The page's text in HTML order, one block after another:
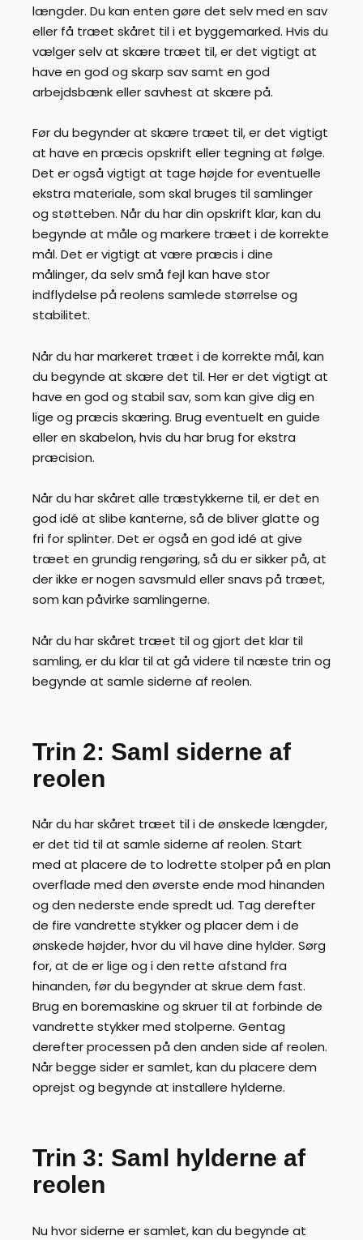
længder. Du kan enten gøre det selv med en sav
eller få træet skåret til i et byggemarked. Hvis du
vælger selv at skære træet til, er det vigtigt at
have en god og skarp sav samt en god
arbejdsbænk eller savhest at skære på.
Før du begynder at skære træet til, er det vigtigt
at have en præcis opskrift eller tegning at følge.
Det er også vigtigt at tage højde for eventuelle
ekstra materiale, som skal bruges til samlinger
og støtteben. Når du har din opskrift klar, kan du
begynde at måle og markere træet i de korrekte
mål. Det er vigtigt at være præcis i dine
målinger, da selv små fejl kan have stor
indflydelse på reolens samlede størrelse og
stabilitet.
Når du har markeret træet i de korrekte mål, kan
du begynde at skære det til. Her er det vigtigt at
have en god og stabil sav, som kan give dig en
lige og præcis skæring. Brug eventuelt en guide
eller en skabelon, hvis du har brug for ekstra
præcision.
Når du har skåret alle træstykkerne til, er det en
god idé at slibe kanterne, så de bliver glatte og
fri for splinter. Det er også en god idé at give
træet en grundig rengøring, så du er sikker på, at
der ikke er nogen savsmuld eller snavs på træet,
som kan påvirke samlingerne.
Når du har skåret træet til og gjort det klar til
samling, er du klar til at gå videre til næste trin og
begynde at samle siderne af reolen.
Trin 2: Saml siderne af
reolen
Når du har skåret træet til i de ønskede længder,
er det tid til at samle siderne af reolen. Start
med at placere de to lodrette stolper på en plan
overflade med den øverste ende mod hinanden
og den nederste ende spredt ud. Tag derefter
de fire vandrette stykker og placer dem i de
ønskede højder, hvor du vil have dine hylder. Sørg
for, at de er lige og i den rette afstand fra
hinanden, før du begynder at skrue dem fast.
Brug en boremaskine og skruer til at forbinde de
vandrette stykker med stolperne. Gentag
derefter processen på den anden side af reolen.
Når begge sider er samlet, kan du placere dem
oprejst og begynde at installere hylderne.
Trin 3: Saml hylderne af
reolen
Nu hvor siderne er samlet, kan du begynde at